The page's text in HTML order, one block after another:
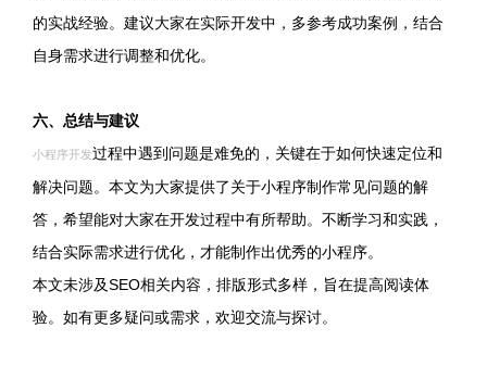
的实战经验。建议大家在实际开发中，多参考成功案例，结合
自身需求进行调整和优化。
六、总结与建议
小程序开发过程中遇到问题是难免的，关键在于如何快速定位和
解决问题。本文为大家提供了关于小程序制作常见问题的解
答，希望能对大家在开发过程中有所帮助。不断学习和实践，
结合实际需求进行优化，才能制作出优秀的小程序。
本文未涉及SEO相关内容，排版形式多样，旨在提高阅读体
验。如有更多疑问或需求，欢迎交流与探讨。